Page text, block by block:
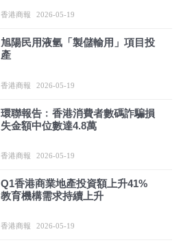
香港商報 2026-05-19
旭陽民用液氫「製儲輸用」項目投
產
香港商報 2026-05-19
環聯報告﹕香港消費者數碼詐騙損
失金額中位數達4.8萬
香港商報 2026-05-19
Q1香港商業地產投資額上升41%
教育機構需求持續上升
香港商報 2026-05-19